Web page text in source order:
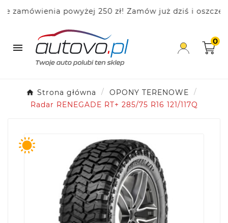
powyżej 250 zł! Zamów już dziś i oszczędzaj!

0
Strona główna
OPONY TERENOWE
Radar RENEGADE RT+ 285/75 R16 121/117Q